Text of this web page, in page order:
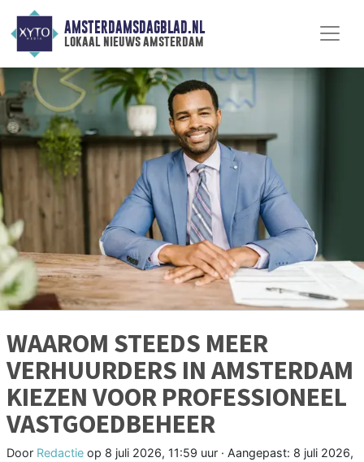
AMSTERDAMSDAGBLAD.NL
lokaal nieuws amsterdam
WAAROM STEEDS MEER
VERHUURDERS IN AMSTERDAM
KIEZEN VOOR PROFESSIONEEL
VASTGOEDBEHEER
Door Redactie op 8 juli 2026, 11:59 uur · Aangepast: 8 juli 2026,